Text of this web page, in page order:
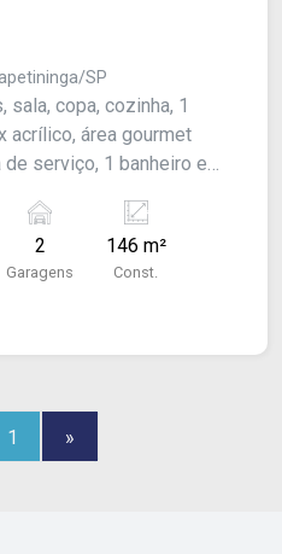
SP
copa, cozinha, 1
acrílico, área gourmet
de serviço, 1 banheiro e
Acabamento:
piso frio e azulejo.
2
Garagens
146 m²
Const.
1 »